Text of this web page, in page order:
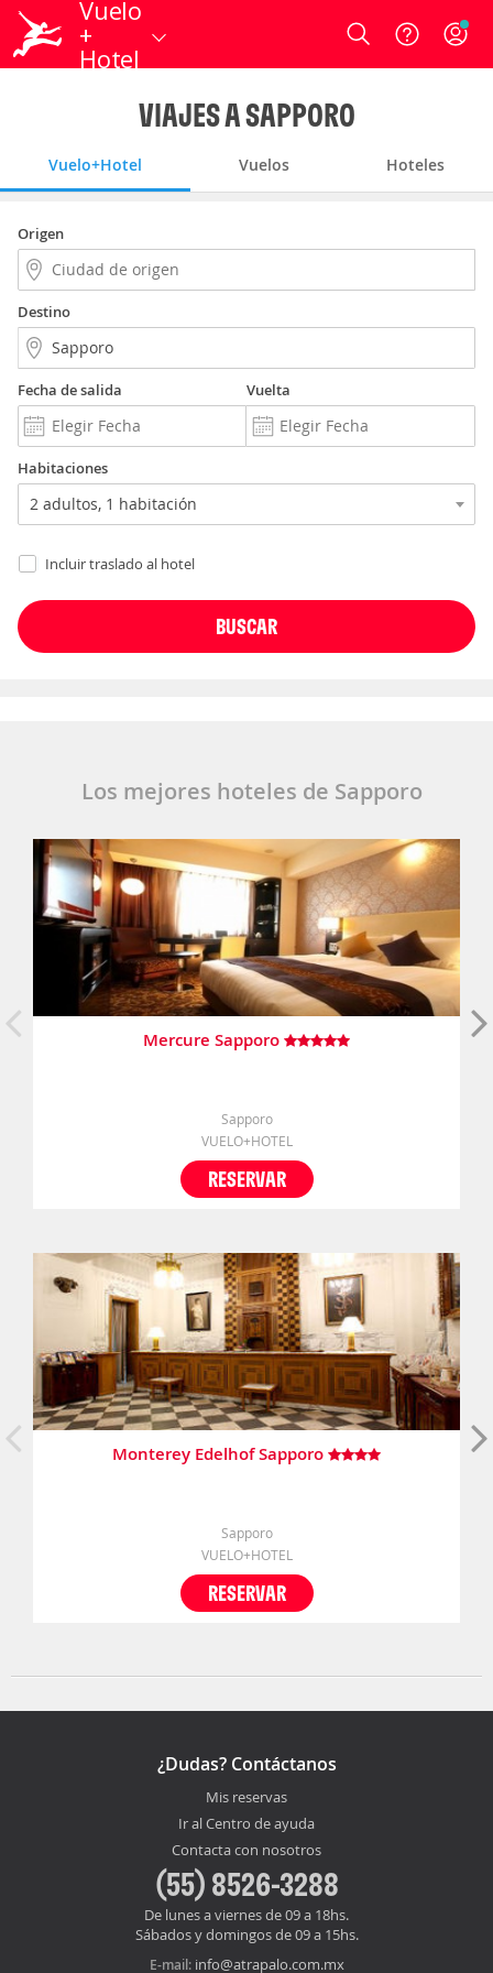
Vuelo
+
Hotel
Login
VIAJES A SAPPORO
Vuelo+Hotel Vuelos Hoteles
Origen
Destino
Fecha de salida Vuelta
Habitaciones
Incluir traslado al hotel
Los mejores hoteles de Sapporo
Mercure Sapporo
Sapporo
VUELO+HOTEL
RESERVAR
Monterey Edelhof Sapporo
Sapporo
VUELO+HOTEL
RESERVAR
¿Dudas? Contáctanos
Mis reservas
Ir al Centro de ayuda
Contacta con nosotros
(55) 8526-3288
De lunes a viernes de 09 a 18hs.
Sábados y domingos de 09 a 15hs.
E-mail: info@atrapalo.com.mx